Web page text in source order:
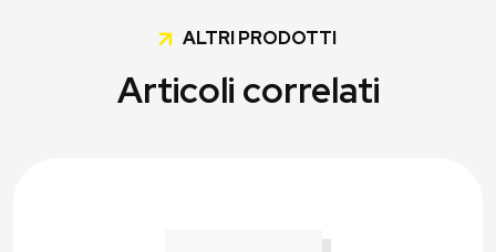
ALTRI PRODOTTI
Articoli correlati